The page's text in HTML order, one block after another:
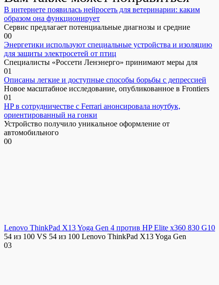
В интернете появилась нейросеть для ветеринарии: каким
образом она функционирует
Сервис предлагает потенциальные диагнозы и средние
00
Энергетики используют специальные устройства и изоляцию
для защиты электросетей от птиц
Специалисты «Россети Ленэнерго» принимают меры для
01
Описаны легкие и доступные способы борьбы с депрессией
Новое масштабное исследование, опубликованное в Frontiers
01
HP в сотрудничестве с Ferrari анонсировала ноутбук,
ориентированный на гонки
Устройство получило уникальное оформление от
автомобильного
00
Lenovo ThinkPad X13 Yoga Gen 4 против HP Elite x360 830 G10
54 из 100 VS 54 из 100 Lenovo ThinkPad X13 Yoga Gen
03